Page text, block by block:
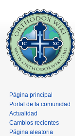
Página principal
Portal de la comunidad
Actualidad
Cambios recientes
Página aleatoria